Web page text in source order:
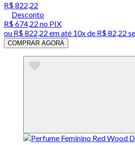
R$ 822,22
Desconto
R$ 674,22 no PIX
ou R$ 822,22 em até 10x de R$ 82,22
COMPRAR AGORA